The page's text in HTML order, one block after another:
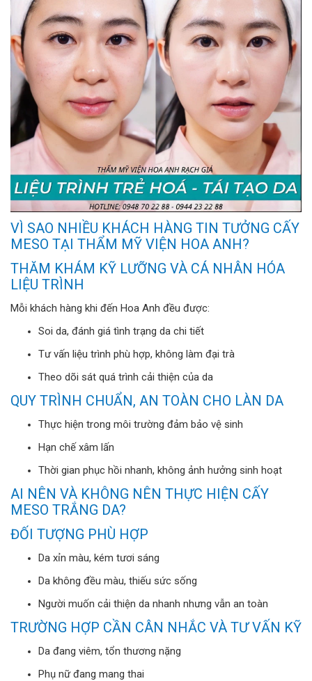
VÌ SAO NHIỀU KHÁCH HÀNG TIN TƯỞNG CẤY
MESO TẠI THẨM MỸ VIỆN HOA ANH?
THĂM KHÁM KỸ LƯỠNG VÀ CÁ NHÂN HÓA
LIỆU TRÌNH
Mỗi khách hàng khi đến Hoa Anh đều được:
Soi da, đánh giá tình trạng da chi tiết
Tư vấn liệu trình phù hợp, không làm đại trà
Theo dõi sát quá trình cải thiện của da
QUY TRÌNH CHUẨN, AN TOÀN CHO LÀN DA
Thực hiện trong môi trường đảm bảo vệ sinh
Hạn chế xâm lấn
Thời gian phục hồi nhanh, không ảnh hưởng sinh hoạt
AI NÊN VÀ KHÔNG NÊN THỰC HIỆN CẤY
MESO TRẮNG DA?
ĐỐI TƯỢNG PHÙ HỢP
Da xỉn màu, kém tươi sáng
Da không đều màu, thiếu sức sống
Người muốn cải thiện da nhanh nhưng vẫn an toàn
TRƯỜNG HỢP CẦN CÂN NHẮC VÀ TƯ VẤN KỸ
Da đang viêm, tổn thương nặng
Phụ nữ đang mang thai